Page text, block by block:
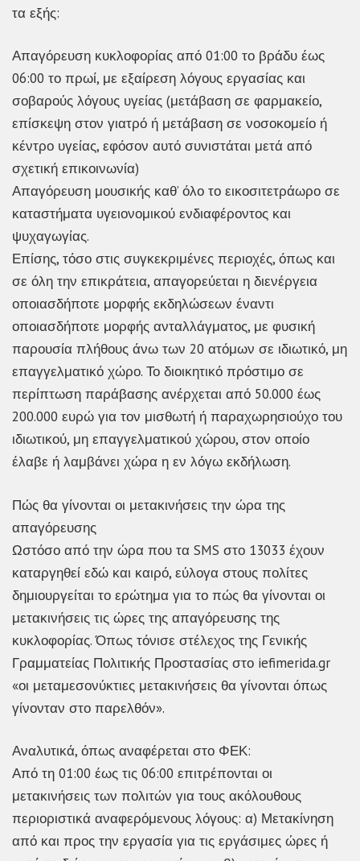
τα εξής:
Απαγόρευση κυκλοφορίας από 01:00 το βράδυ έως
06:00 το πρωί, με εξαίρεση λόγους εργασίας και
σοβαρούς λόγους υγείας (μετάβαση σε φαρμακείο,
επίσκεψη στον γιατρό ή μετάβαση σε νοσοκομείο ή
κέντρο υγείας, εφόσον αυτό συνιστάται μετά από
σχετική επικοινωνία)
Απαγόρευση μουσικής καθ’ όλο το εικοσιτετράωρο σε
καταστήματα υγειονομικού ενδιαφέροντος και
ψυχαγωγίας.
Επίσης, τόσο στις συγκεκριμένες περιοχές, όπως και
σε όλη την επικράτεια, απαγορεύεται η διενέργεια
οποιασδήποτε μορφής εκδηλώσεων έναντι
οποιασδήποτε μορφής ανταλλάγματος, με φυσική
παρουσία πλήθους άνω των 20 ατόμων σε ιδιωτικό, μη
επαγγελματικό χώρο. Το διοικητικό πρόστιμο σε
περίπτωση παράβασης ανέρχεται από 50.000 έως
200.000 ευρώ για τον μισθωτή ή παραχωρησιούχο του
ιδιωτικού, μη επαγγελματικού χώρου, στον οποίο
έλαβε ή λαμβάνει χώρα η εν λόγω εκδήλωση.
Πώς θα γίνονται οι μετακινήσεις την ώρα της
απαγόρευσης
Ωστόσο από την ώρα που τα SMS στο 13033 έχουν
καταργηθεί εδώ και καιρό, εύλογα στους πολίτες
δημιουργείται το ερώτημα για το πώς θα γίνονται οι
μετακινήσεις τις ώρες της απαγόρευσης της
κυκλοφορίας. Όπως τόνισε στέλεχος της Γενικής
Γραμματείας Πολιτικής Προστασίας στο iefimerida.gr
«οι μεταμεσονύκτιες μετακινήσεις θα γίνονται όπως
γίνονταν στο παρελθόν».
Αναλυτικά, όπως αναφέρεται στο ΦΕΚ:
Από τη 01:00 έως τις 06:00 επιτρέπονται οι
μετακινήσεις των πολιτών για τους ακόλουθους
περιοριστικά αναφερόμενους λόγους: α) Μετακίνηση
από και προς την εργασία για τις εργάσιμες ώρες ή